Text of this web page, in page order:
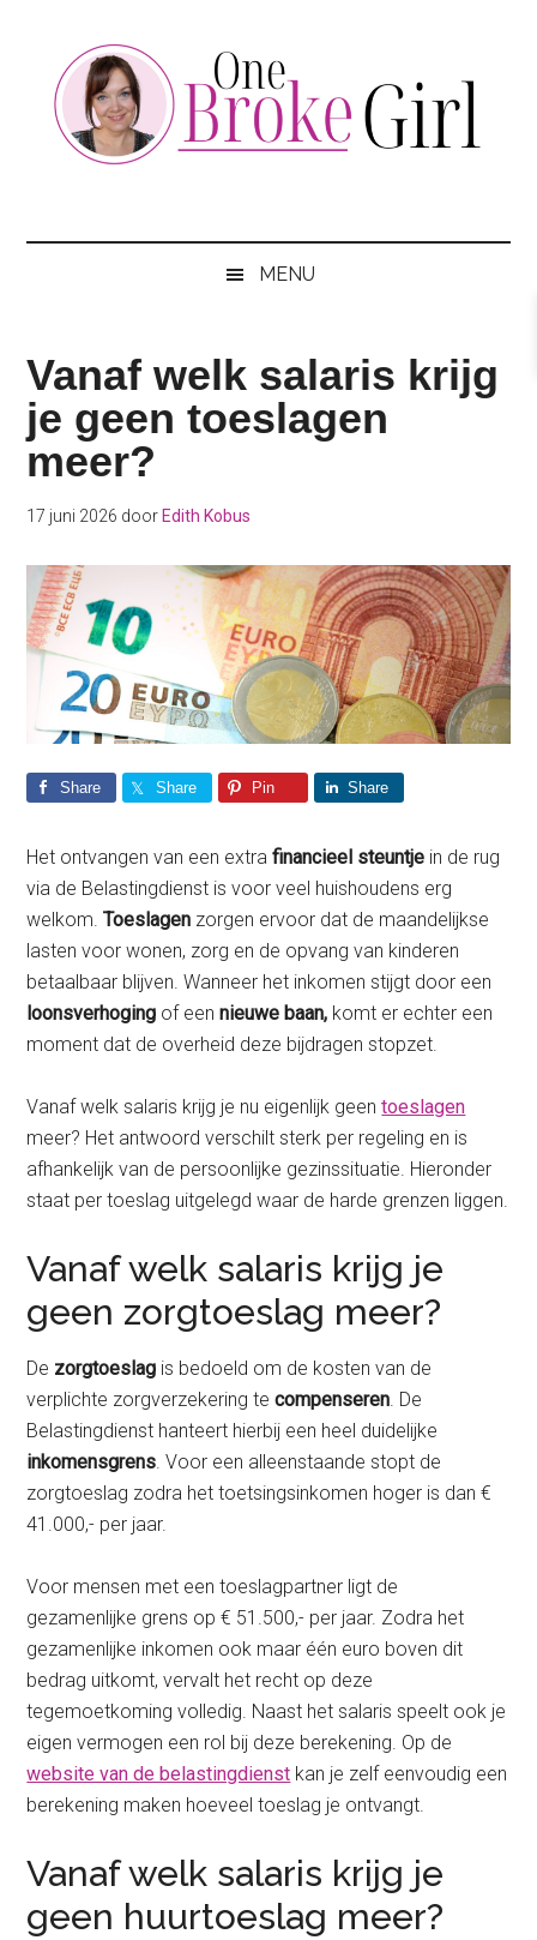
content
secondary
MENU
Vanaf welk salaris krijg
je geen toeslagen
meer?
17 juni 2026 door Edith Kobus
Share Share Pin Share
Het ontvangen van een extrafinancieel steuntje in de rug
via de Belastingdienst is voor veel huishoudens erg
welkom.Toeslagen zorgen ervoor dat de maandelijkse
lasten voor wonen, zorg en de opvang van kinderen
betaalbaar blijven. Wanneer het inkomen stijgt door een
loonsverhoging of eennieuwe baan, komt er echter een
moment dat de overheid deze bijdragen stopzet.
Vanaf welk salaris krijg je nu eigenlijk geentoeslagen
meer? Het antwoord verschilt sterk per regeling en is
afhankelijk van de persoonlijke gezinssituatie. Hieronder
staat per toeslag uitgelegd waar de harde grenzen liggen.
Vanaf welk salaris krijg je
geen zorgtoeslag meer?
De zorgtoeslag is bedoeld om de kosten van de
verplichte zorgverzekering tecompenseren. De
Belastingdienst hanteert hierbij een heel duidelijke
inkomensgrens. Voor een alleenstaande stopt de
zorgtoeslag zodra het toetsingsinkomen hoger is dan €
41.000,- per jaar.
Voor mensen met een toeslagpartner ligt de
gezamenlijke grens op € 51.500,- per jaar. Zodra het
gezamenlijke inkomen ook maar één euro boven dit
bedrag uitkomt, vervalt het recht op deze
tegemoetkoming volledig. Naast het salaris speelt ook je
eigen vermogen een rol bij deze berekening. Op de
website van de belastingdienst kan je zelf eenvoudig een
berekening maken hoeveel toeslag je ontvangt.
Vanaf welk salaris krijg je
geen huurtoeslag meer?